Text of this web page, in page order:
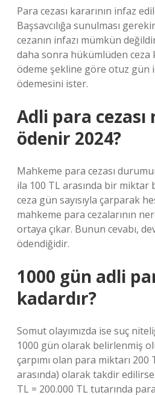
Para cezası kararının infaz
Başsavcılığa sunulması
cezanın infazı mümkün
daha sonra hükümlüden ceza
ödeme şekline göre otuz gün
ödemesini ister.
Adli para cezası
ödenir 2024?
Mahkeme para cezası
ila 100 TL arasında bir miktar
ceza gün sayısıyla çarparak
mahkeme para cezalarının
ortaya çıkar. Bunun cevabı,
ödendiğidir.
1000 gün adli
kadardır?
Somut olayımızda ise suç
1000 gün olarak belirlenmiş
çarpımı olan para miktarı 200
arasında) olarak takdir
TL = 200.000 TL tutarında